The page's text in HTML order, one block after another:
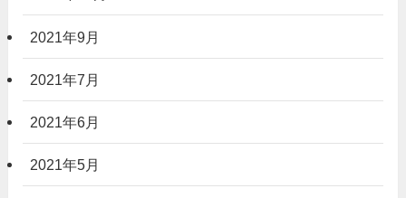
2021年9月
2021年7月
2021年6月
2021年5月